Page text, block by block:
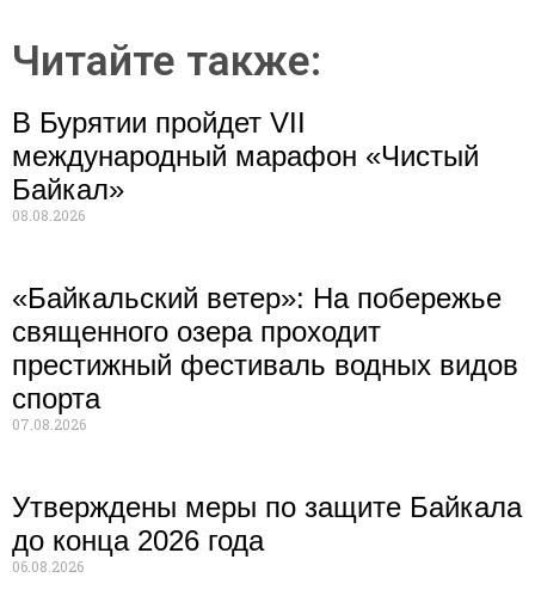
Читайте также:
В Бурятии пройдет VII
международный марафон «Чистый
Байкал»
08.08.2026
«Байкальский ветер»: На побережье
священного озера проходит
престижный фестиваль водных видов
спорта
07.08.2026
Утверждены меры по защите Байкала
до конца 2026 года
06.08.2026